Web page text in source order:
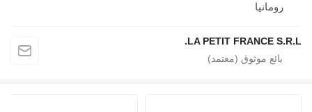
رومانيا
LA PETIT FRANCE S.R.L.